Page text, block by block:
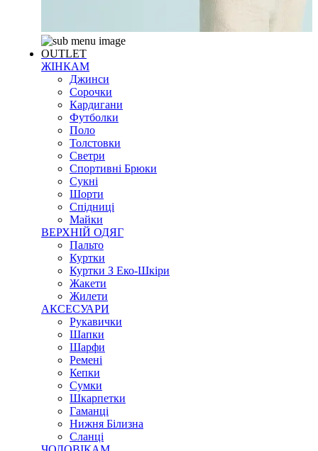
OUTLET
ЖІНКАМ
Джинси
Сорочки
Кардигани
Футболки
Поло
Толстовки
Светри
Спортивні Брюки
Сукні
Шорти
Спідниці
Майки
ВЕРХНІЙ ОДЯГ
Пальто
Куртки
Куртки З Еко-Шкіри
Жакети
Жилети
АКСЕСУАРИ
Рукавички
Шапки
Шарфи
Ремені
Кепки
Сумки
Шкарпетки
Гаманці
Нижня Білизна
Сланці